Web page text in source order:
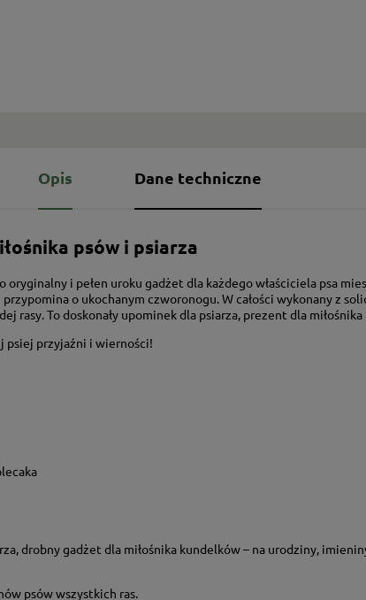
Opis Dane techniczne
psów i psiarza
i pełen uroku gadżet dla każdego właściciela psa
o ukochanym czworonogu. W całości wykonany z
rasy. To doskonały upominek dla psiarza, prezent dla
psiej przyjaźni i wierności!
drobny gadżet dla miłośnika kundelków – na urodziny,
psów wszystkich ras.